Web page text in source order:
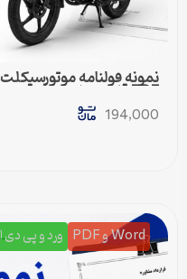
194,000
Word و PDF ورد و پی دی